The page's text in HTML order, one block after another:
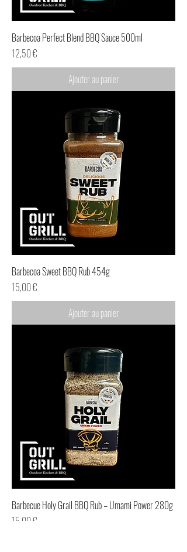
Barbecoa Perfect Blend BBQ Sauce 500ml
Prix
12,50 €
Ajouter au panier
Barbecoa Sweet BBQ Rub 454g
Prix
15,00 €
Ajouter au panier
Barbecue Holy Grail BBQ Rub – Umami Power 280g
Prix
15,00 €